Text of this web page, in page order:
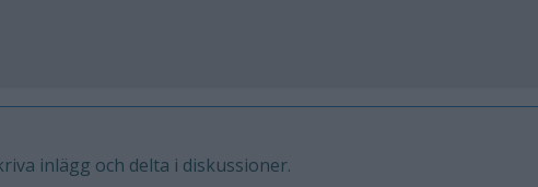
inlägg och delta i diskussioner.